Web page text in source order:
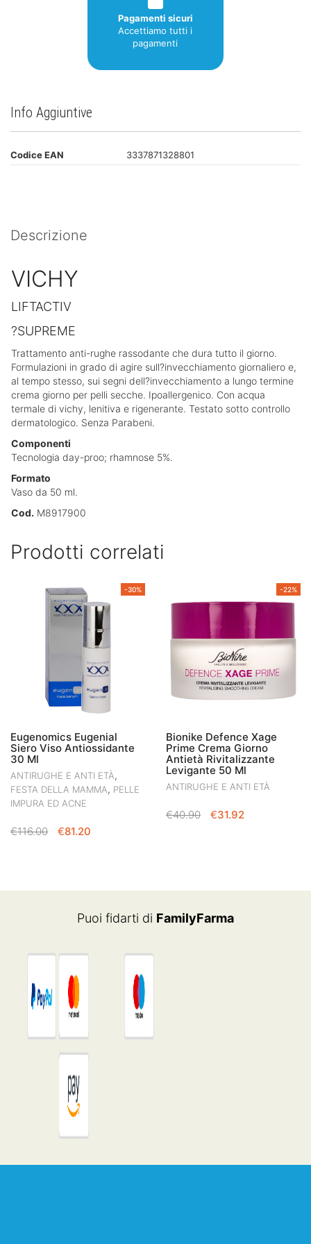
Pagamenti sicuri
Accettiamo tutti i
pagamenti
Info Aggiuntive
Codice EAN 3337871328801
Descrizione
VICHY
LIFTACTIV
?SUPREME
Trattamento anti-rughe rassodante che dura tutto il giorno.
Formulazioni in grado di agire sull?invecchiamento giornaliero e,
al tempo stesso, sui segni dell?invecchiamento a lungo termine
crema giorno per pelli secche. Ipoallergenico. Con acqua
termale di vichy, lenitiva e rigenerante. Testato sotto controllo
dermatologico. Senza Parabeni.
Componenti
Tecnologia day-proo; rhamnose 5%.
Formato
Vaso da 50 ml.
Cod. M8917900
Prodotti correlati
-30%
Eugenomics Eugenial
Siero Viso Antiossidante
30 Ml
ANTIRUGHE E ANTI ETÀ,
FESTA DELLA MAMMA, PELLE
IMPURA ED ACNE
€116.00
IL
€116.00.
€81.20
€81.20.
-22%
Bionike Defence Xage
Prime Crema Giorno
Antietà Rivitalizzante
Levigante 50 Ml
ANTIRUGHE E ANTI ETÀ
€40.90
IL
€31.92
Puoi fidarti di FamilyFarma